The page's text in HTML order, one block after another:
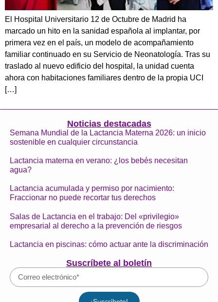
El Hospital Universitario 12 de Octubre de Madrid ha
marcado un hito en la sanidad española al implantar, por
primera vez en el país, un modelo de acompañamiento
familiar continuado en su Servicio de Neonatología. Tras su
traslado al nuevo edificio del hospital, la unidad cuenta
ahora con habitaciones familiares dentro de la propia UCI
[…]
Noticias destacadas
Semana Mundial de la Lactancia Materna 2026: un inicio
sostenible en cualquier circunstancia
Lactancia materna en verano: ¿los bebés necesitan
agua?
Lactancia acumulada y permiso por nacimiento:
Fraccionar no puede recortar tus derechos
Salas de Lactancia en el trabajo: Del «privilegio»
empresarial al derecho a la prevención de riesgos
Lactancia en piscinas: cómo actuar ante la discriminación
Suscríbete al boletín